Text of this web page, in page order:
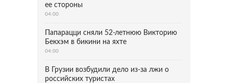
ее стороны
04:00
Папарацци сняли 52-летнюю Викторию
Бекхэм в бикини на яхте
04:00
В Грузии возбудили дело из-за лжи о
российских туристах